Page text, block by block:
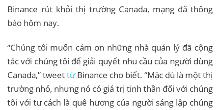
Binance rút khỏi thị trường Canada, mạng đã thông
báo hôm nay.
“Chúng tôi muốn cảm ơn những nhà quản lý đã cộng
tác với chúng tôi để giải quyết nhu cầu của người dùng
Canada,” tweettừBinance cho biết. “Mặc dù là một thị
trường nhỏ, nhưng nó có giá trị tinh thần đối với chúng
tôi với tư cách là quê hương của người sáng lập chúng